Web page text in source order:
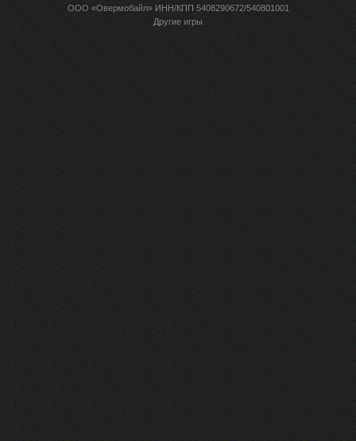
ООО «Овермобайл» ИНН/КПП 5408290672/540801001
Другие игры